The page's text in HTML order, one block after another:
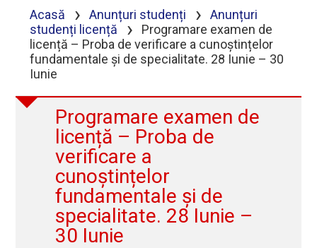
Acasă › Anunțuri studenți ›
Anunțuri
studenți licență
›
Programare examen de
licență – Proba de verificare a cunoștințelor
fundamentale și de specialitate. 28 Iunie – 30
Iunie
Programare examen de
licență – Proba de
verificare a
cunoștințelor
fundamentale și de
specialitate. 28 Iunie –
30 Iunie